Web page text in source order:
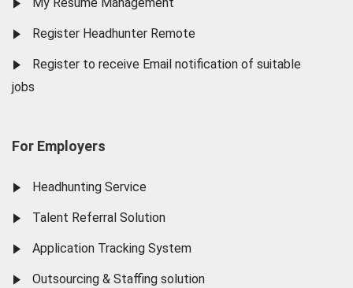
My Resume Management
Register Headhunter Remote
Register to receive Email notification of suitable
jobs
For Employers
Headhunting Service
Talent Referral Solution
Application Tracking System
Outsourcing & Staffing solution